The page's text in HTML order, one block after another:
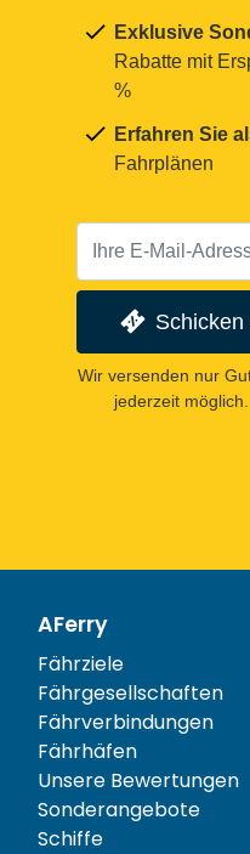
Exklusive
Rabatte mit
%
Erfahren Sie
Fahrplänen
Wir versenden nur
jederzeit möglich.
AFerry
Fährziele
Fährgesellschaften
Fährverbindungen
Fährhäfen
Unsere Bewertungen
Sonderangebote
Schiffe